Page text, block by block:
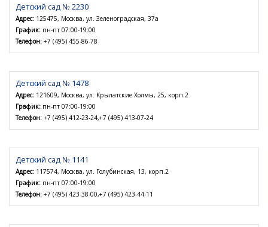
Детский сад № 2230
Адрес: 125475, Москва, ул. Зеленоградская, 37а
График: пн-пт 07:00-19:00
Телефон: +7 (495) 455-86-78
Детский сад № 1478
Адрес: 121609, Москва, ул. Крылатские Холмы, 25, корп.2
График: пн-пт 07:00-19:00
Телефон: +7 (495) 412-23-24,+7 (495) 413-07-24
Детский сад № 1141
Адрес: 117574, Москва, ул. Голубинская, 13, корп.2
График: пн-пт 07:00-19:00
Телефон: +7 (495) 423-38-00,+7 (495) 423-44-11